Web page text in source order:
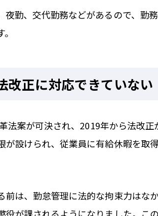
夜勤、交代勤務などがあるので、勤
改正に対応できていない
法案が可決され、2019年から法改
が設けられ、従業員に有給休暇を取
前は、勤怠管理に法的な拘束力はな
役が課されるようになりました。こ